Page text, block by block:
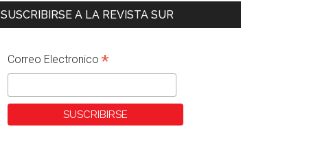
SUSCRIBIRSE A LA REVISTA SUR
Correo Electronico *